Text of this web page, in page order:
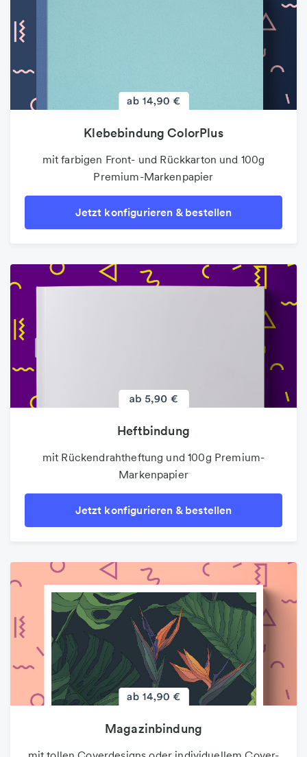
Klebebindung ColorPlus
mit farbigen Front- und Rückkarton und 100g
Premium-Markenpapier
Jetzt konfigurieren & bestellen
Heftbindung
mit Rückendrahtheftung und 100g Premium-
Markenpapier
Jetzt konfigurieren & bestellen
Magazinbindung